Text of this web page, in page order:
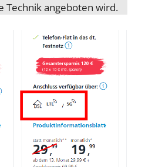
Technik angeboten wird.